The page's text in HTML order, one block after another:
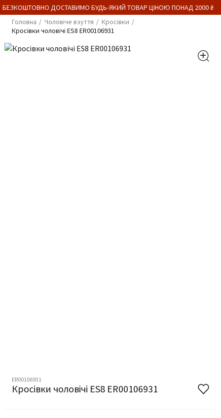
ДОСТАВИМО БУДЬ-ЯКИЙ ТОВАР ЦІНОЮ ПОНАД 2000 ₴
Головна
Чоловіче взуття
Кросівки
Кросівки чоловічі ES8 ER00106931
ER00106931
Кросівки чоловічі ES8 ER00106931